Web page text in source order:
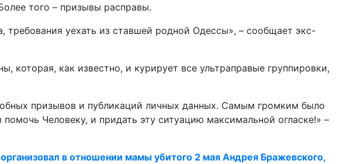
того – призывы расправы.
уехать из ставшей родной Одессы», – сообщает экс-
как известно, и курирует все ультраправые группировки,
призывов и публикаций личных данных. Самым громким было
Человеку, и придать эту ситуацию максимальной огласке!» –
в отношении мамы убитого 2 мая Андрея Бражевского,